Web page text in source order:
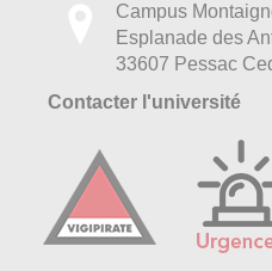
Campus
Esplanade des
33607 Pessac
Contacter l'université